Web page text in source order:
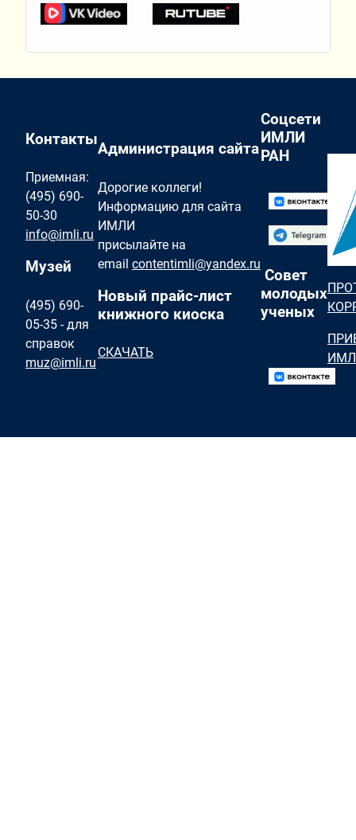
Контакты
Приемная:
(495) 690-
50-30
info@imli.ru
Музей
(495) 690-
05-35 - для
справок
muz@imli.ru
Администрация сайта
Дорогие коллеги!
Информацию для сайта
ИМЛИ
присылайте на
email contentimli@yandex.ru
Новый прайс-лист
книжного киоска
СКАЧАТЬ
Соцсети
ИМЛИ
РАН
Совет
молодых
ученых